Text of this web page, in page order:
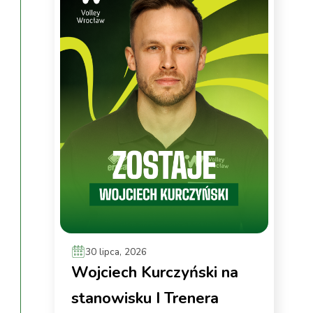
30 lipca, 2026
Wojciech Kurczyński na
stanowisku I Trenera